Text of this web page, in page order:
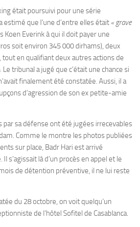
était poursuivi pour une série
estimé que l’une d’entre elles était « grave
Koen Everink à qui il doit payer une
soit environ 345 000 dirhams), deux
en qualifiant deux autres actions de
. Le tribunal a jugé que c’était une chance si
finalement été constatée. Aussi, il a
d’agression de son ex petite-amie
par sa défense ont été jugées irrecevables
Comme le montre les photos publiées
sur place, Badr Hari est arrivé
Il s’agissait là d’un procès en appel et le
de détention préventive, il ne lui reste
du 28 octobre, on voit quelqu’un
de l’hôtel Sofitel de Casablanca.